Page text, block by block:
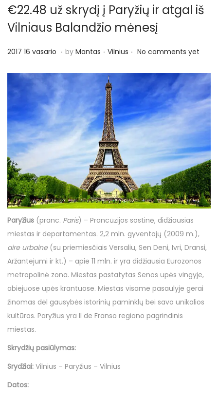
€22.48 už skrydį į Paryžių ir atgal iš
Vilniaus Balandžio mėnesį
P
o
2017 16 vasario 2
6
s
a
r
i
. by Mantas . P
s
t
e
d
i
n
Vilnius . No comments yet
Paryžius (pranc. Paris) – Prancūzijos sostinė, didžiausias
miestas ir departamentas. 2,2 mln. gyventojų (2009 m.),
aire urbaine (su priemiesčiais Versaliu, Sen Deni, Ivri, Dransi,
Aržantejumi ir kt.) – apie 11 mln. ir yra didžiausia Eurozonos
metropolinė zona. Miestas pastatytas Senos upės vingyje,
abiejuose upės krantuose. Miestas visame pasaulyje gerai
žinomas dėl gausybės istorinių paminklų bei savo unikalios
kultūros. Paryžius yra Il de Franso regiono pagrindinis
miestas.
Skrydžių pasiūlymas:
Srydžiai: Vilnius – Paryžius – Vilnius
Datos: